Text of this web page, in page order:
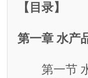
【目录】
第一章 水产
第一节 水